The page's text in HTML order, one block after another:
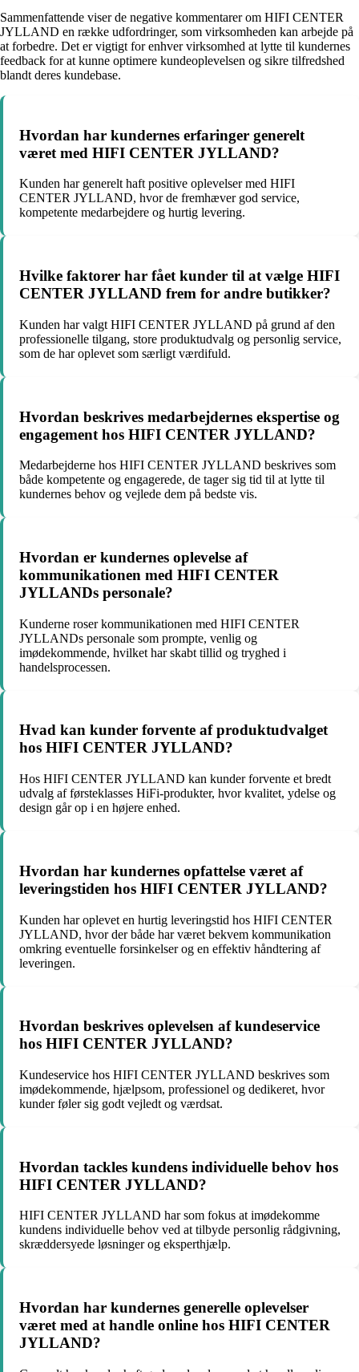
Sammenfattende viser de negative kommentarer om HIFI CENTER
JYLLAND en række udfordringer, som virksomheden kan arbejde på
at forbedre. Det er vigtigt for enhver virksomhed at lytte til kundernes
feedback for at kunne optimere kundeoplevelsen og sikre tilfredshed
blandt deres kundebase.
Hvordan har kundernes erfaringer generelt
været med HIFI CENTER JYLLAND?
Kunden har generelt haft positive oplevelser med HIFI
CENTER JYLLAND, hvor de fremhæver god service,
kompetente medarbejdere og hurtig levering.
Hvilke faktorer har fået kunder til at vælge HIFI
CENTER JYLLAND frem for andre butikker?
Kunden har valgt HIFI CENTER JYLLAND på grund af den
professionelle tilgang, store produktudvalg og personlig service,
som de har oplevet som særligt værdifuld.
Hvordan beskrives medarbejdernes ekspertise og
engagement hos HIFI CENTER JYLLAND?
Medarbejderne hos HIFI CENTER JYLLAND beskrives som
både kompetente og engagerede, de tager sig tid til at lytte til
kundernes behov og vejlede dem på bedste vis.
Hvordan er kundernes oplevelse af
kommunikationen med HIFI CENTER
JYLLANDs personale?
Kunderne roser kommunikationen med HIFI CENTER
JYLLANDs personale som prompte, venlig og
imødekommende, hvilket har skabt tillid og tryghed i
handelsprocessen.
Hvad kan kunder forvente af produktudvalget
hos HIFI CENTER JYLLAND?
Hos HIFI CENTER JYLLAND kan kunder forvente et bredt
udvalg af førsteklasses HiFi-produkter, hvor kvalitet, ydelse og
design går op i en højere enhed.
Hvordan har kundernes opfattelse været af
leveringstiden hos HIFI CENTER JYLLAND?
Kunden har oplevet en hurtig leveringstid hos HIFI CENTER
JYLLAND, hvor der både har været bekvem kommunikation
omkring eventuelle forsinkelser og en effektiv håndtering af
leveringen.
Hvordan beskrives oplevelsen af kundeservice
hos HIFI CENTER JYLLAND?
Kundeservice hos HIFI CENTER JYLLAND beskrives som
imødekommende, hjælpsom, professionel og dedikeret, hvor
kunder føler sig godt vejledt og værdsat.
Hvordan tackles kundens individuelle behov hos
HIFI CENTER JYLLAND?
HIFI CENTER JYLLAND har som fokus at imødekomme
kundens individuelle behov ved at tilbyde personlig rådgivning,
skræddersyede løsninger og eksperthjælp.
Hvordan har kundernes generelle oplevelser
været med at handle online hos HIFI CENTER
JYLLAND?